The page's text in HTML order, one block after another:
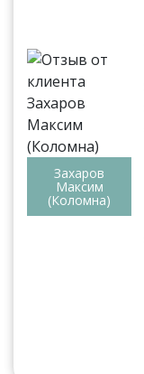
Захаров
Максим
(Коломна)